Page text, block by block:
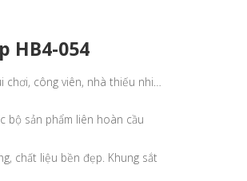
HB4-054
công viên, nhà thiếu nhi…
bộ sản phẩm liên hoàn cầu
chất liệu bền đẹp. Khung sắt